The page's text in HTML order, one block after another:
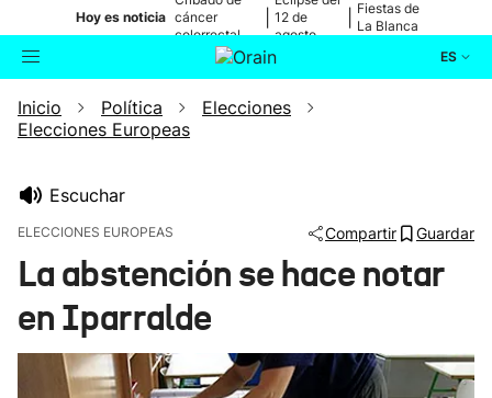
Hoy es noticia cáncer
colorrectal
12 de
agosto
Fiestas de
La Blanca
ES
Buscador Actualidad
Ikusmiran
Eguraldia
Inicio Política
Elecciones
Elecciones Europeas
Escuchar
ELECCIONES EUROPEAS Compartir Guardar
La abstención se hace notar
en Iparralde